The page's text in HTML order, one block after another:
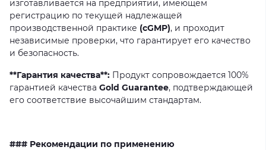
изготавливается на предприятии, имеющем
регистрацию по текущей надлежащей
производственной практике (cGMP), и проходит
независимые проверки, что гарантирует его качество
и безопасность.
**Гарантия качества**: Продукт сопровождается 100%
гарантией качества Gold Guarantee, подтверждающей
его соответствие высочайшим стандартам.
### Рекомендации по применению